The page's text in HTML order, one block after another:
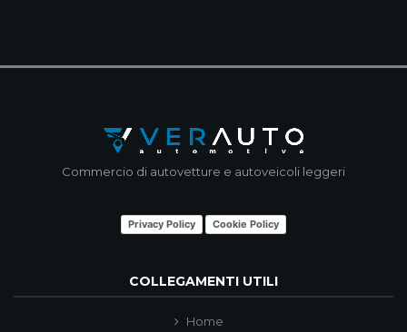
Commercio di autovetture e autoveicoli leggeri
Privacy Policy Cookie Policy
COLLEGAMENTI UTILI
Home